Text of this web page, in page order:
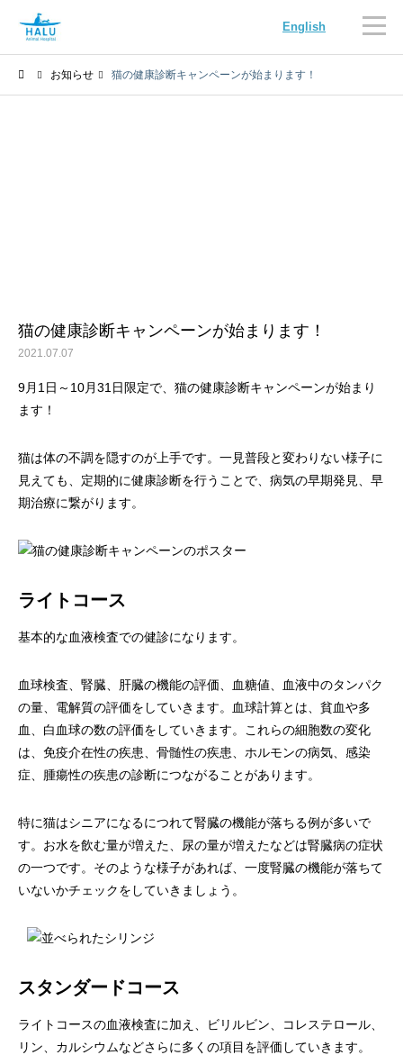
English
画像診断科
お知らせ 猫の健康診断キャンペーンが始まります！
猫の健康診断キャンペーンが始まります！
2021.07.07
9月1日～10月31日限定で、猫の健康診断キャンペーンが始まり
ます！
猫は体の不調を隠すのが上手です。一見普段と変わりない様子に
見えても、定期的に健康診断を行うことで、病気の早期発見、早
期治療に繋がります。
ライトコース
基本的な血液検査での健診になります。
血球検査、腎臓、肝臓の機能の評価、血糖値、血液中のタンパク
の量、電解質の評価をしていきます。血球計算とは、貧血や多
血、白血球の数の評価をしていきます。これらの細胞数の変化
は、免疫介在性の疾患、骨髄性の疾患、ホルモンの病気、感染
症、腫瘍性の疾患の診断につながることがあります。
特に猫はシニアになるにつれて腎臓の機能が落ちる例が多いで
す。お水を飲む量が増えた、尿の量が増えたなどは腎臓病の症状
の一つです。そのような様子があれば、一度腎臓の機能が落ちて
いないかチェックをしていきましょう。
スタンダードコース
ライトコースの血液検査に加え、ビリルビン、コレステロール、
リン、カルシウムなどさらに多くの項目を評価していきます。